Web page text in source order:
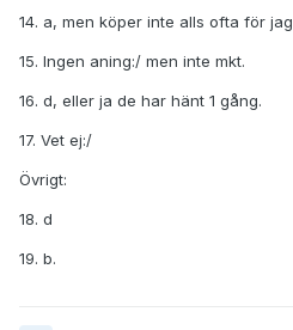
14. a, men köper inte alls ofta för
15. Ingen aning:/ men inte mkt.
16. d, eller ja de har hänt 1 gång.
17. Vet ej:/
Övrigt:
18. d
19. b.